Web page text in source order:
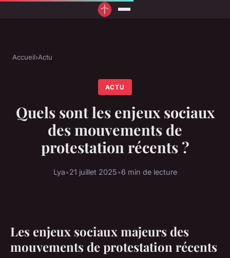
Accueil›Actu
ACTU
Quels sont les enjeux sociaux
des mouvements de
protestation récents ?
Lya•21 juillet 2025•6 min de lecture
Les enjeux sociaux majeurs des
mouvements de protestation récents